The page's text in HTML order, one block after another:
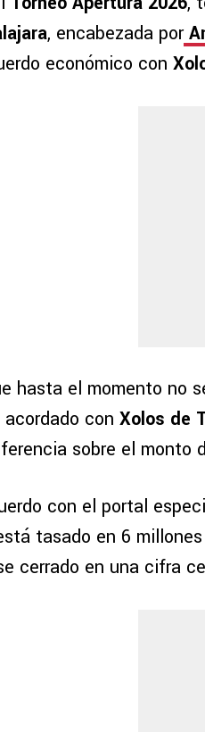
, encabezada por
económico con
hasta el momento no
acordado con Xolos de
sobre el monto
con el portal
tasado en 6
cerrado en una cifra